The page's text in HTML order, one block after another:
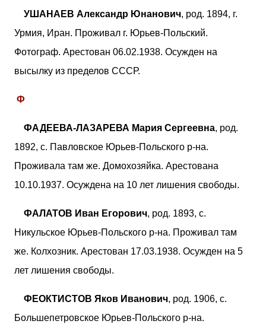
УШАНАЕВ Александр Юнанович, род. 1894, г.
Урмия, Иран. Проживал г. Юрьев-Польский.
Фотограф. Арестован 06.02.1938. Осужден на
высылку из пределов СССР.
Ф
ФАДЕЕВА-ЛАЗАРЕВА Мария Сергеевна, род.
1892, с. Павловское Юрьев-Польского р-на.
Проживала там же. Домохозяйка. Арестована
10.10.1937. Осуждена на 10 лет лишения свободы.
ФАЛАТОВ Иван Егорович, род. 1893, с.
Никульское Юрьев-Польского р-на. Проживал там
же. Колхозник. Арестован 17.03.1938. Осужден на 5
лет лишения свободы.
ФЕОКТИСТОВ Яков Иванович, род. 1906, с.
Большепетровское Юрьев-Польского р-на.